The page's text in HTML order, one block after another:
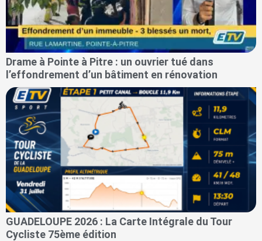
Drame à Pointe à Pitre : un ouvrier tué dans
l’effondrement d’un bâtiment en rénovation
GUADELOUPE 2026 : La Carte Intégrale du Tour
Cycliste 75ème édition